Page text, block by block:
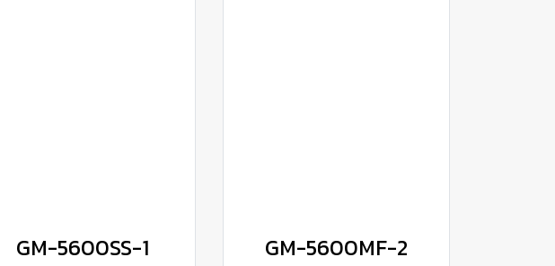
GM-5600SS-1 GM-5600MF-2